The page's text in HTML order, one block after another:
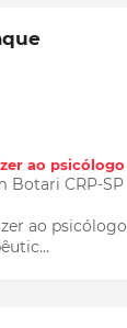
ao psicólogo
Botari CRP-SP
ao psicólogo